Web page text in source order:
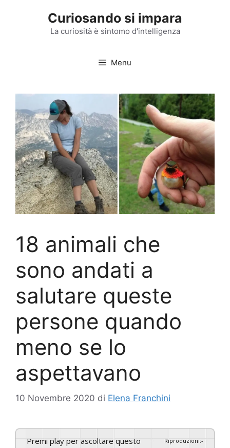
Curiosando si impara
La curiosità è sintomo d'intelligenza
Menu
18 animali che
sono andati a
salutare queste
persone quando
meno se lo
aspettavano
10 Novembre 2020 di Elena Franchini
Premi play per ascoltare questo
Riproduzioni:-